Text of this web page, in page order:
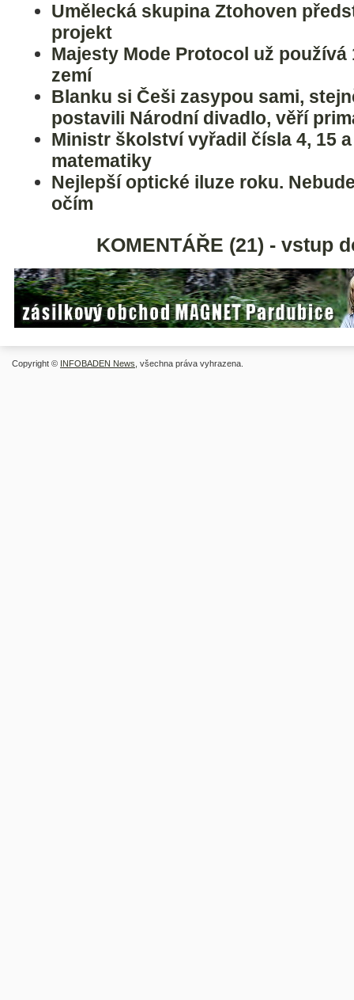
Umělecká skupina Ztohoven
projekt
Majesty Mode Protocol už
zemí
Blanku si Češi zasypou sami,
postavili Národní divadlo, věří
Ministr školství vyřadil čísla 4, 15
matematiky
Nejlepší optické iluze roku.
očím
KOMENTÁŘE (21) - vstup
Copyright © INFOBADEN News , všechna práva vyhrazena.